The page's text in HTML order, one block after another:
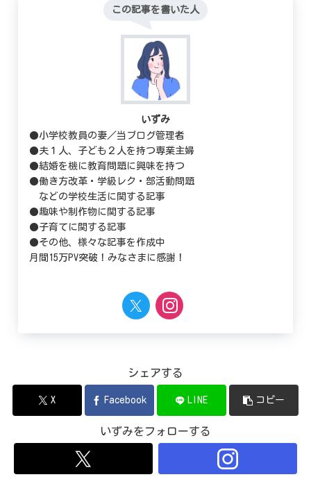
この記事を書いた人
いずみ
●小学校教員の妻／当ブログ管理者
●夫１人、子ども２人を持つ専業主婦
●結婚を機に教育問題に興味を持つ
●働き方改革・学級レク・部活動問題
などの学校生活に関する記事
●趣味や制作物に関する記事
●子育てに関する記事
●その他、様々な記事を作成中
月間15万PV突破！みなさまに感謝！
シェアする
X Facebook LINE コピー
いずみをフォローする